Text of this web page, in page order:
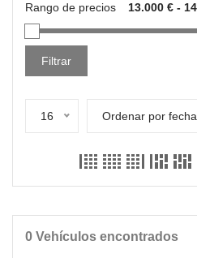
Rango de precios
Filtrar
16 Ordenar por fecha
0 Vehículos encontrados